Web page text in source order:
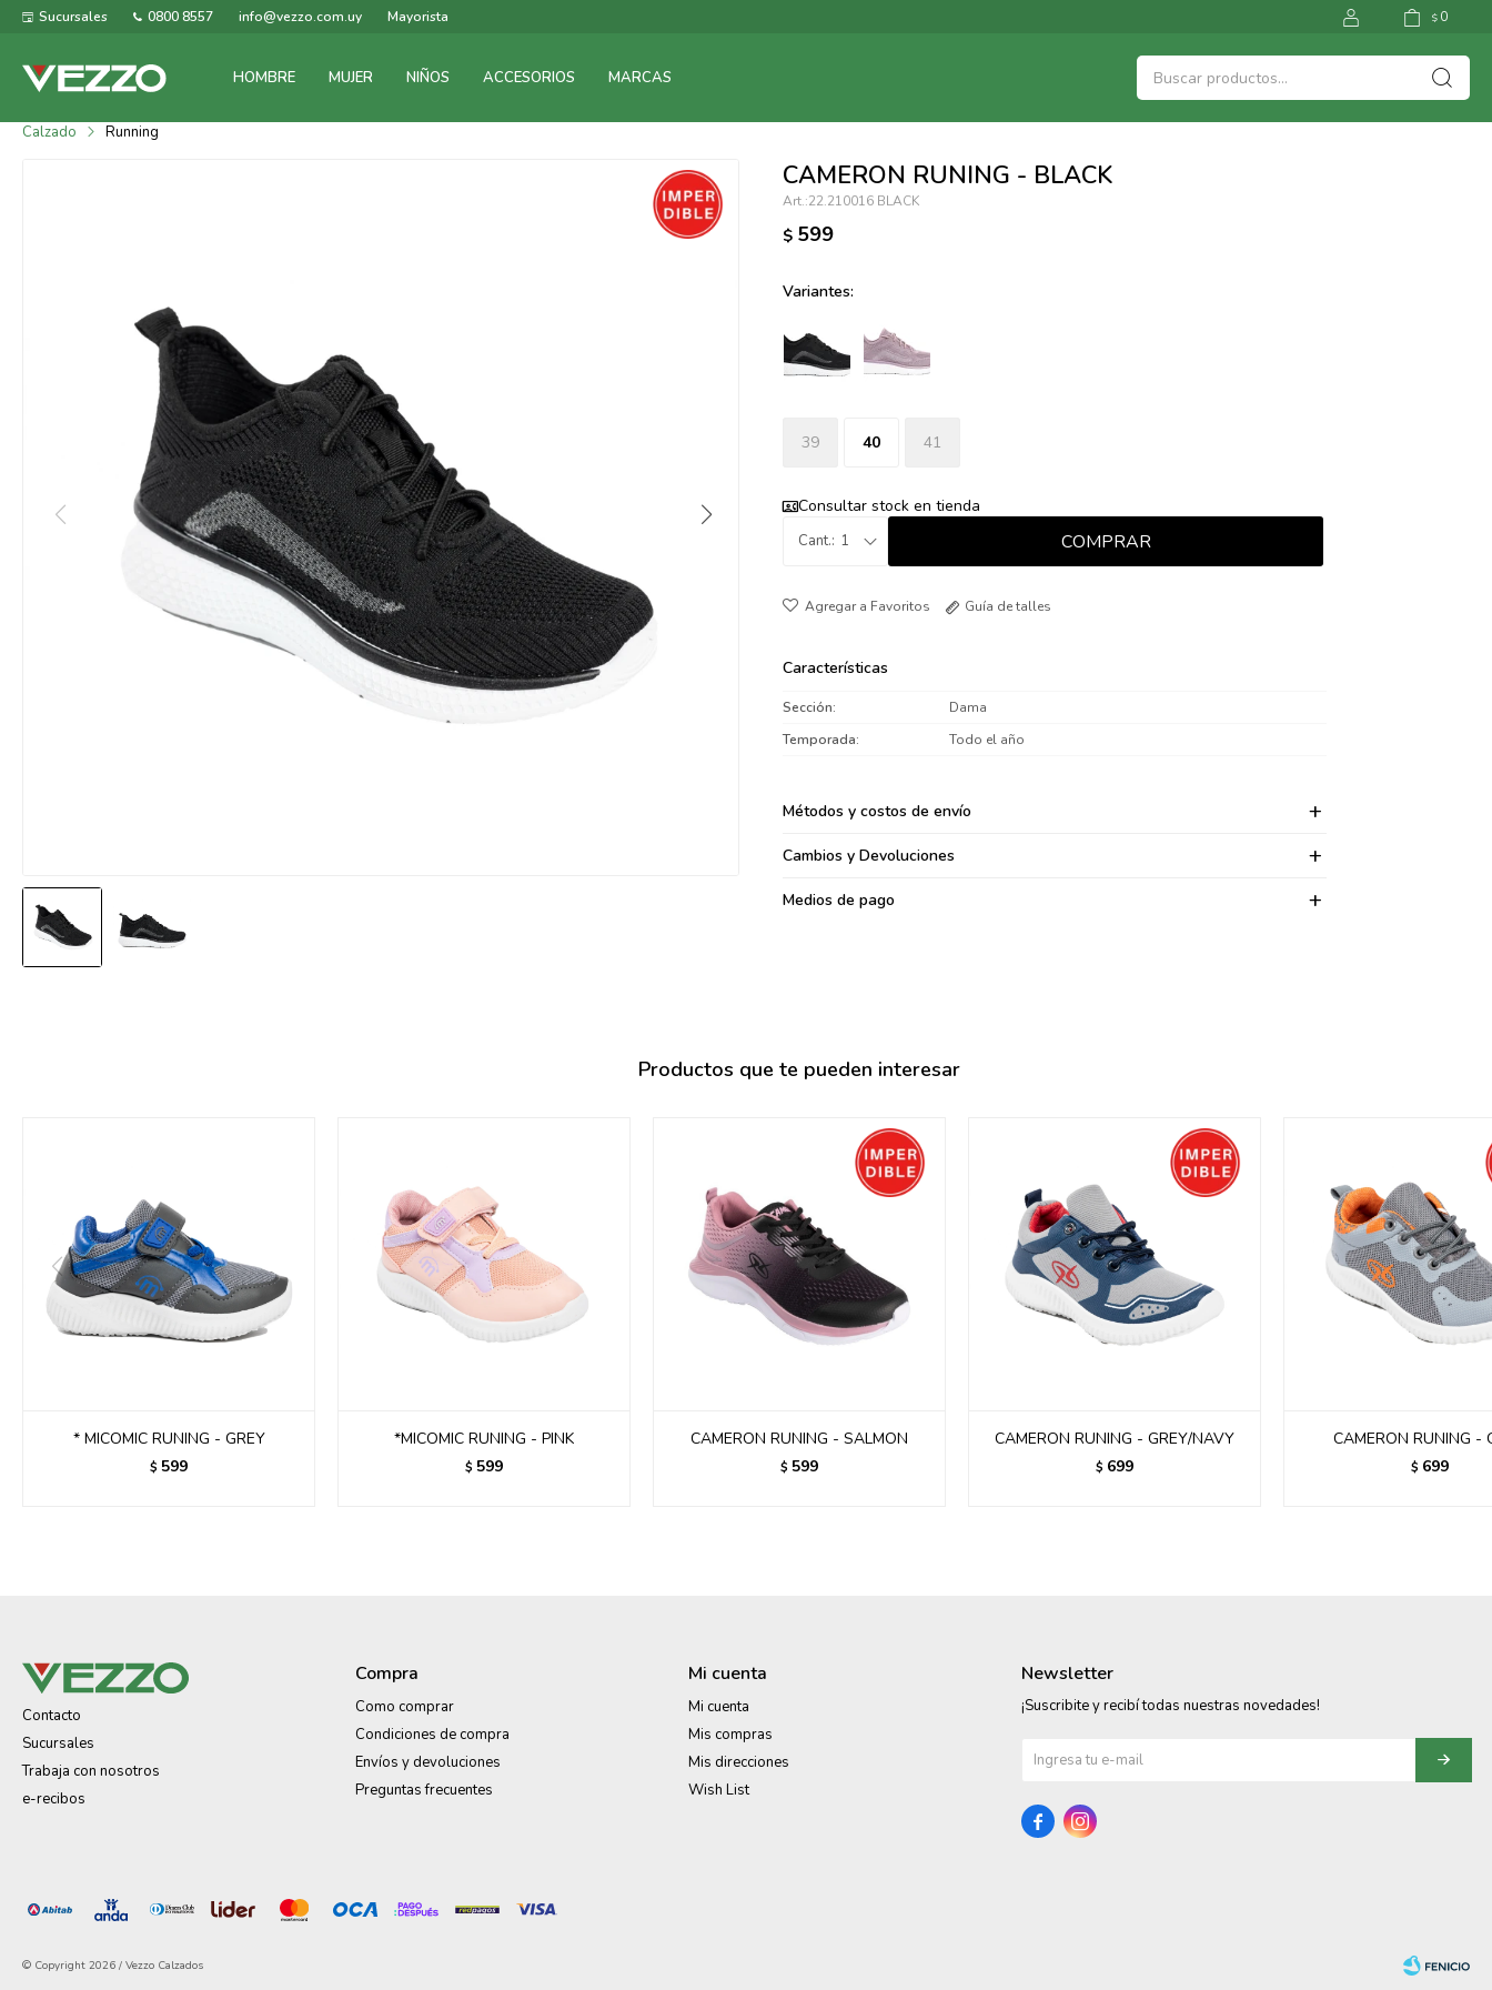
HOMBRE MUJER NIÑOS ACCESORIOS MARCAS
$ 0
Sucursales 0800 8557 info@vezzo.com.uy Mayorista
Calzado Running
CAMERON RUNING - BLACK
22.210016 BLACK
$ 599
Variantes:
39 40 41
Consultar stock en tienda
1 COMPRAR
Guía de talles
Características
Sección
Dama
Temporada
Todo el año
Métodos y costos de envío
Cambios y Devoluciones
Medios de pago
Productos que te pueden interesar
* MICOMIC RUNING - GREY
$ 599
*MICOMIC RUNING - PINK
$ 599
CAMERON RUNING - SALMON
$ 599
CAMERON RUNING - GREY/NAVY
$ 699
CAMERON RUNING -
$ 699
095900365
095305135
095101429
095277079
097538242
095900371
095900382
094499894
095900369
095101509
095660015
095900383
095900383
095900354
Contacto
Sucursales
Trabaja con nosotros
e-recibos
Compra
Como comprar
Condiciones de compra
Envíos y devoluciones
Preguntas frecuentes
Mi cuenta
Mi cuenta
Mis compras
Mis direcciones
Wish List
Newsletter
¡Suscribite y recibí todas nuestras novedades!
 
© Copyright 2026 / Vezzo Calzados